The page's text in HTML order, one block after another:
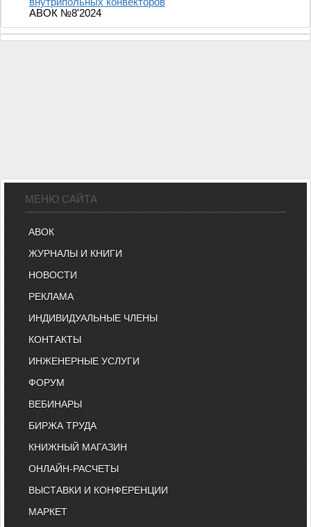
внутрипольных конвекторов
АВОК №8'2024
МЕНЮ САЙТА
АВОК
ЖУРНАЛЫ И КНИГИ
НОВОСТИ
РЕКЛАМА
ИНДИВИДУАЛЬНЫЕ ЧЛЕНЫ
КОНТАКТЫ
ИНЖЕНЕРНЫЕ УСЛУГИ
ФОРУМ
ВЕБИНАРЫ
БИРЖА ТРУДА
КНИЖНЫЙ МАГАЗИН
ОНЛАЙН-РАСЧЕТЫ
ВЫСТАВКИ И КОНФЕРЕНЦИИ
МАРКЕТ